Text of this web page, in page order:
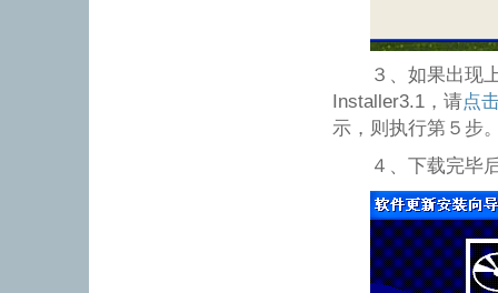
３、如果出现上
Installer3.1，请点
示，则执行第５步
４、下载完毕后